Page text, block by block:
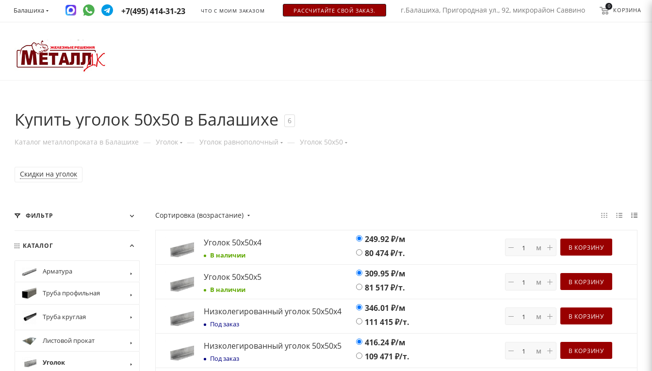
Балашиха +7(495) 414-31-23 ЧТО С МОИМ ЗАКАЗОМ РАСCЧИТАЙТЕ СВОЙ ЗАКАЗ. г.Балашиха, Пригородная ул., 92, микрорайон Саввино 0
КОРЗИНА
Купить уголок 50х50 в Балашихе 6
Каталог металлопроката в Балашихе — Уголок — Уголок равнополочный — Уголок 50х50
Cкидки на уголок
Сортировка (возрастание)
Уголок 50х50х4
В наличии
249.92₽/м
80 474₽/т.
м В КОРЗИНУ
Уголок 50х50х5
В наличии
309.95₽/м
81 517₽/т.
м В КОРЗИНУ
Низколегированный уголок 50х50х4
Под заказ
346.01 ₽/м
111 415₽/т.
м В КОРЗИНУ
Низколегированный уголок 50х50х5
Под заказ
416.24₽/м
109 471 ₽/т.
м В КОРЗИНУ
ФИЛЬТР
КАТАЛОГ
Арматура
Труба профильная
Труба круглая
Листовой прокат
Уголок